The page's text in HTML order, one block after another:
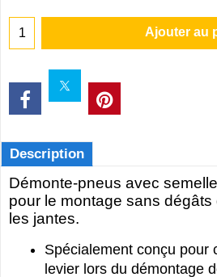
Ajouter au
Description
Démonte-pneus avec
pour le montage sans
les jantes.
Spécialement conçu pour
levier lors du démontage